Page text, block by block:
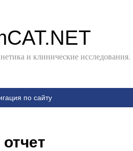
и клинические исследования.
по сайту